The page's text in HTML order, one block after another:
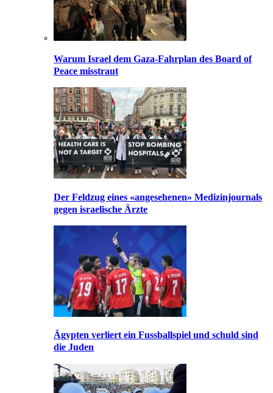
Warum Israel dem Gaza-Fahrplan des Board of
Peace misstraut
Der Feldzug eines «angesehenen» Medizinjournals
gegen israelische Ärzte
Ägypten verliert ein Fussballspiel und schuld sind
die Juden